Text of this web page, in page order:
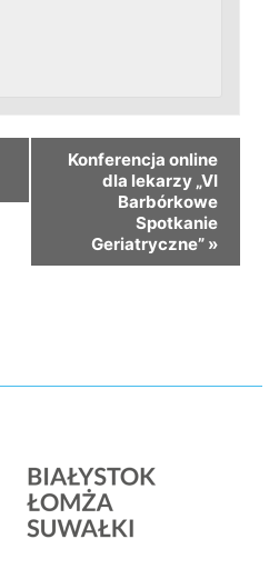
Konferencja online
dla lekarzy „VI
Barbórkowe
Spotkanie
Geriatryczne” »